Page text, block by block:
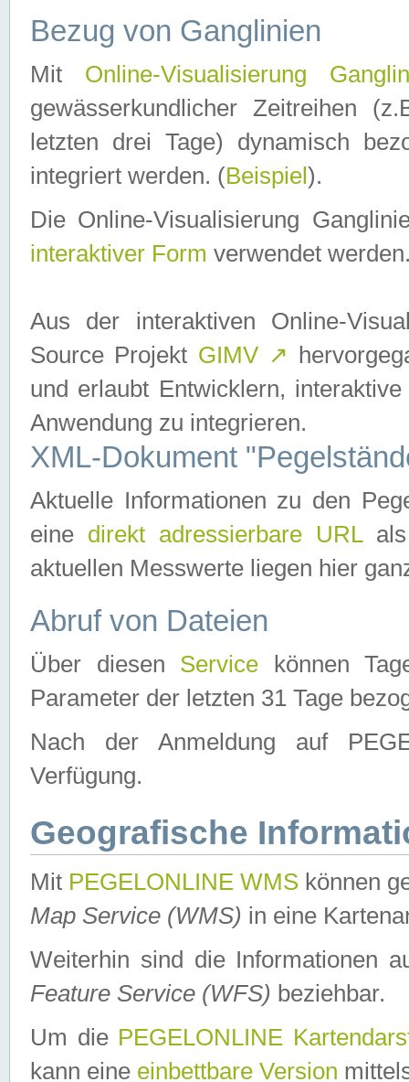
Bezug von Ganglinien
Mit Online-Visualisierung
gewässerkundlicher Zeitreihen
letzten drei Tage) dynamisch
integriert werden. (Beispiel ).
Die Online-Visualisierung
interaktiver Form verwendet
Aus der interaktiven Online-
Source Projekt GIMV ↗
und erlaubt Entwicklern,
Anwendung zu integrieren.
XML-Dokument
Aktuelle Informationen zu den
eine direkt adressierbare URLals
aktuellen Messwerte liegen hier
Abruf von Dateien
Über diesen Service können
Parameter der letzten 31 Tage
Nach der Anmeldung auf
Verfügung.
Geografische
Mit PEGELONLINE WMS können
Map Service (WMS) in eine
Weiterhin sind die Informationen
Feature Service (WFS) beziehbar.
Um die PEGELONLINE
kann eine einbettbare Version